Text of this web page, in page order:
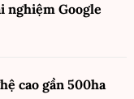
nghiệm Google
cao gần 500ha